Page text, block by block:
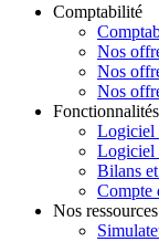
Comptabilité
Nos
Nos
Nos
Fonctionnalités
Logiciel
Logiciel
Bilans
Compte
Nos ressources